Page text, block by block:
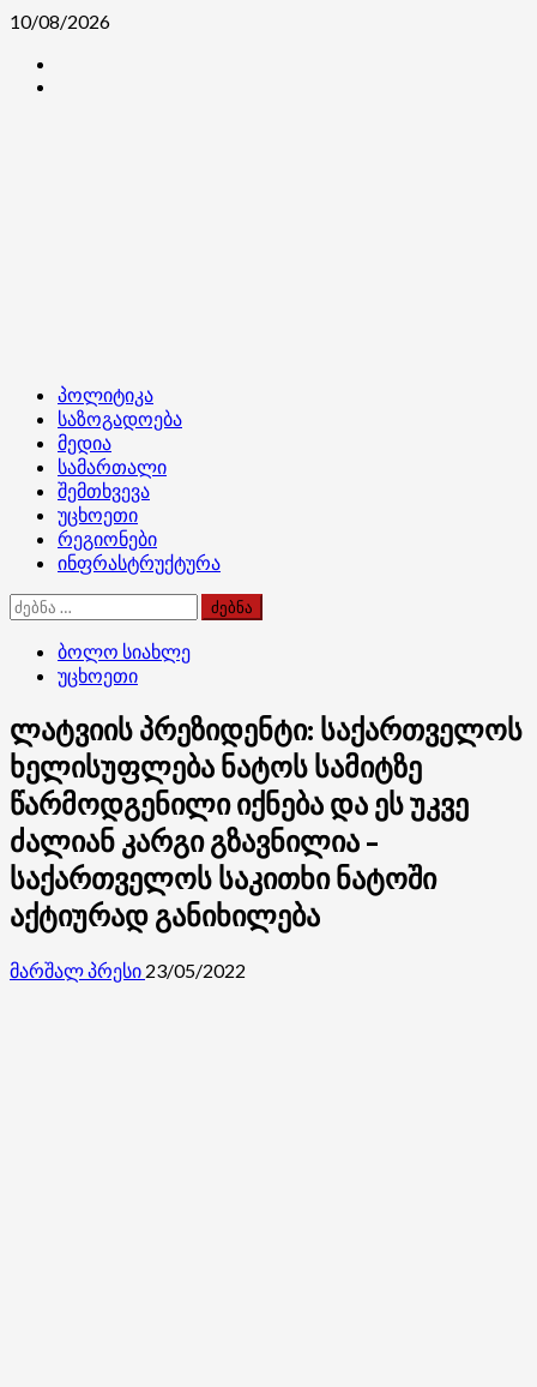
Skip
content
10/08/2026
Primary
Menu
პოლიტიკა
საზოგადოება
მედია
სამართალი
შემთხვევა
უცხოეთი
რეგიონები
ინფრასტრუქტურა
ძებნა:
ბოლო სიახლე
უცხოეთი
ლატვიის პრეზიდენტი: საქართველოს
ხელისუფლება ნატოს სამიტზე
წარმოდგენილი იქნება და ეს უკვე
ძალიან კარგი გზავნილია –
საქართველოს საკითხი ნატოში
აქტიურად განიხილება
მარშალ პრესი 23/05/2022